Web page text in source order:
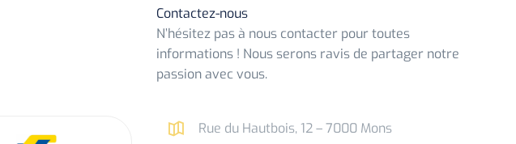
Contactez-nous
N’hésitez pas à nous contacter pour toutes
informations ! Nous serons ravis de partager notre
passion avec vous.
Rue du Hautbois, 12 – 7000 Mons